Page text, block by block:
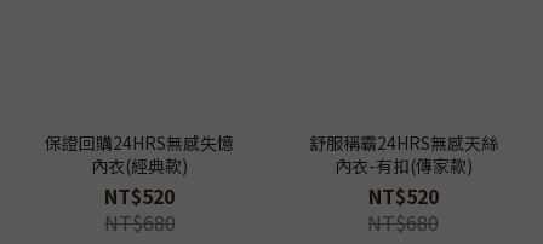
保證回購24HRS無感失憶
內衣(經典款)
NT$520
NT$680
舒服稱霸24HRS無感天絲
內衣-有扣(傳家款)
NT$520
NT$680